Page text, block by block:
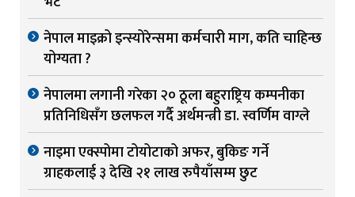
नेपाल माइक्रो इन्स्योरेन्समा कर्मचारी माग, कति चाहिन्छ
योग्यता ?
नेपालमा लगानी गरेका २० ठूला बहुराष्ट्रिय कम्पनीका
प्रतिनिधिसँग छलफल गर्दै अर्थमन्त्री डा. स्वर्णिम वाग्ले
नाइमा एक्स्पोमा टोयोटाको अफर, बुकिङ गर्ने
ग्राहकलाई ३ देखि २१ लाख रुपैयाँसम्म छुट